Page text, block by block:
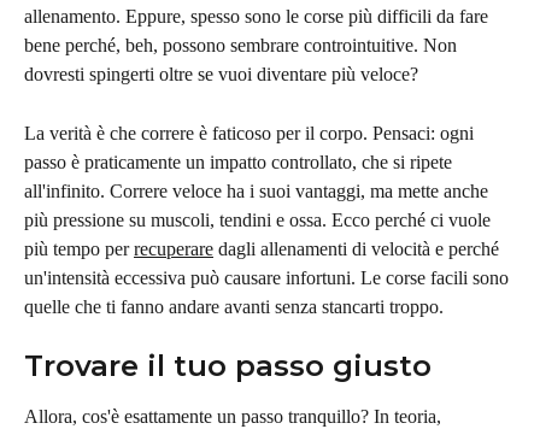
allenamento. Eppure, spesso sono le corse più difficili da fare
bene perché, beh, possono sembrare controintuitive. Non
dovresti spingerti oltre se vuoi diventare più veloce?
La verità è che correre è faticoso per il corpo. Pensaci: ogni
passo è praticamente un impatto controllato, che si ripete
all'infinito. Correre veloce ha i suoi vantaggi, ma mette anche
più pressione su muscoli, tendini e ossa. Ecco perché ci vuole
più tempo per recuperare dagli allenamenti di velocità e perché
un'intensità eccessiva può causare infortuni. Le corse facili sono
quelle che ti fanno andare avanti senza stancarti troppo.
Trovare il tuo passo giusto
Allora, cos'è esattamente un passo tranquillo? In teoria,